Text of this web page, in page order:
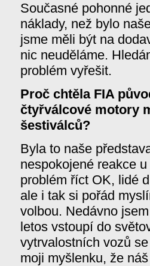
Současné pohonné
náklady, než bylo
jsme měli být na
nic neuděláme.
problém vyřešit.
Proč chtěla FIA
čtyřválcové motory
šestiválců?
Byla to naše
nespokojené reakce
problém říct OK, lidé
ale i tak si pořád
volbou. Nedávno
letos vstoupí do
vytrvalostních vozů
moji myšlenku, že